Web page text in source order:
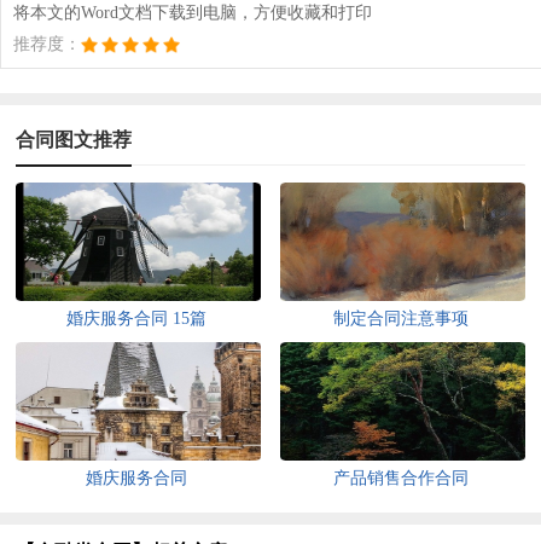
将本文的Word文档下载到电脑，方便收藏和打印
推荐度：
合同图文推荐
婚庆服务合同 15篇 制定合同注意事项
婚庆服务合同 产品销售合作合同